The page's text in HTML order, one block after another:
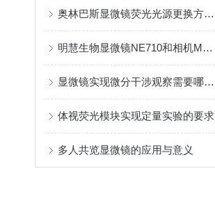
奥林巴斯显微镜荧光光源更换方案-广州市明慧科技有限公司
明慧生物显微镜NE710和相机MHD2000用于医院病理检验
显微镜实现微分干涉观察需要哪些部件？
体视荧光模块实现定量实验的要求
多人共览显微镜的应用与意义